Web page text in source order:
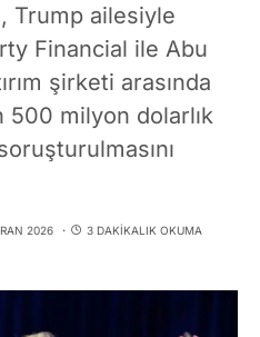
Trump ailesiyle
Financial ile Abu
şirketi arasında
500 milyon dolarlık
2026 3 DAKIKALIK OKUMA